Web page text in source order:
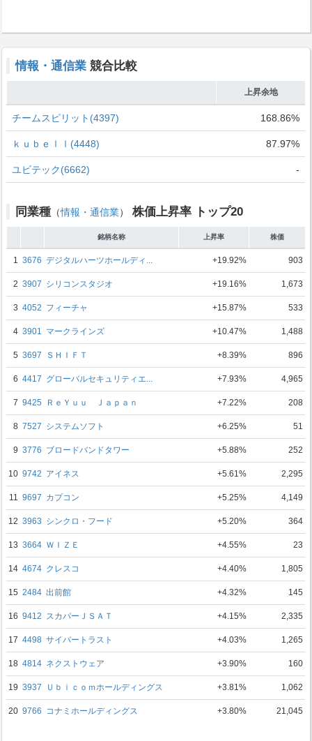
情報・通信業 競合比較
上昇余地
チームスピリット(4397) 168.86%
ｋｕｂｅｌｌ(4448) 87.97%
ユビテック(6662) -
同業種 （情報・通信業） 株価上昇率 トップ20
銘柄名称 上昇率 株価
1 3676 デジタルハーツホールディ... +19.92% 903
2 3907 シリコンスタジオ +19.16% 1,673
3 4052 フィーチャ +15.87% 533
4 3901 マークラインズ +10.47% 1,488
5 3697 ＳＨＩＦＴ +8.39% 896
6 4417 グローバルセキュリティエ... +7.93% 4,965
7 9425 ＲｅＹｕｕ Ｊａｐａｎ +7.22% 208
8 7527 システムソフト +6.25% 51
9 3776 ブロードバンドタワー +5.88% 252
10 9742 アイネス +5.61% 2,295
11 9697 カプコン +5.25% 4,149
12 3963 シンクロ・フード +5.20% 364
13 3664 ＷＩＺＥ +4.55% 23
14 4674 クレスコ +4.40% 1,805
15 2484 出前館 +4.32% 145
16 9412 スカパーＪＳＡＴ +4.15% 2,335
17 4498 サイバートラスト +4.03% 1,265
18 4814 ネクストウェア +3.90% 160
19 3937 Ｕｂｉｃｏｍホールディングス +3.81% 1,062
20 9766 コナミホールディングス +3.80% 21,045